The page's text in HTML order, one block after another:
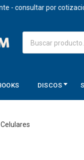
consultar por
DISCOS
Celulares